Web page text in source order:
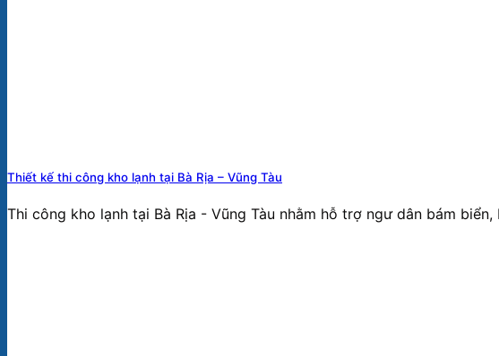
Thiết kế thi công kho lạnh tại Bà Rịa – Vũng Tàu
Thi công kho lạnh tại Bà Rịa - Vũng Tàu nhằm hỗ trợ ngư dân bám